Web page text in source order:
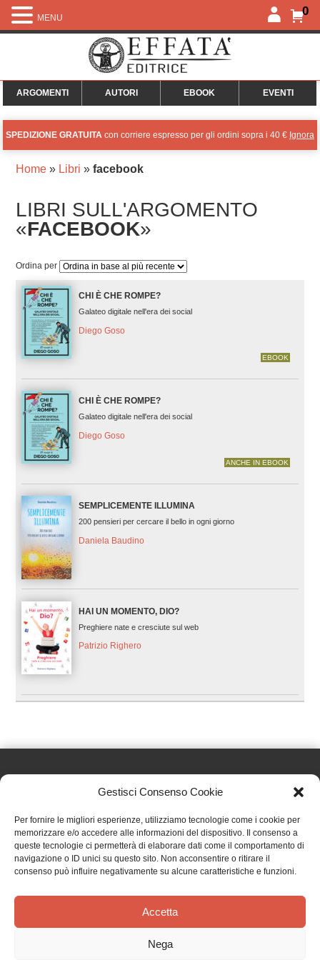
Gestisci Consenso Cookie
Per fornire le migliori esperienze, utilizziamo tecnologie come i cookie per
memorizzare e/o accedere alle informazioni del dispositivo. Il consenso a
queste tecnologie ci permetterà di elaborare dati come il comportamento di
navigazione o ID unici su questo sito. Non acconsentire o ritirare il
consenso può influire negativamente su alcune caratteristiche e funzioni.
Accetta
Nega
0
ARGOMENTI AUTORI EBOOK EVENTI
SPEDIZIONE GRATUITA con corriere espresso per gli ordini sopra i 40 € Ignora
Home» Libri » facebook
LIBRI SULL'ARGOMENTO
«FACEBOOK»
Ordina per
CHI È CHE ROMPE?
Galateo digitale nell'era dei social
Diego Goso
EBOOK
CHI È CHE ROMPE?
Galateo digitale nell'era dei social
Diego Goso
ANCHE IN EBOOK
SEMPLICEMENTE ILLUMINA
200 pensieri per cercare il bello in ogni giorno
Daniela Baudino
HAI UN MOMENTO, DIO?
Preghiere nate e cresciute sul web
Patrizio Righero
Effatà Editrice di Pellegrino Paolo SAS
C.F. e P.IVA 09655250018
Via Tre Denti, 1 - 10060 Cantalupa (TO)
Telefono: (+39) 0121 353452 - Fax: (+39) 0121 353839
TERMINI E CONDIZIONI
MENU